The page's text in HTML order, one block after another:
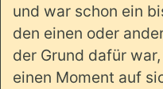
und war schon ein
den einen oder
der Grund dafür
einen Moment auf